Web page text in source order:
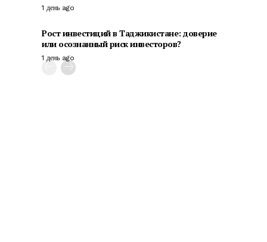
1 день ago
Рост инвестиций в Таджикистане: доверие
или осознанный риск инвесторов?
1 день ago